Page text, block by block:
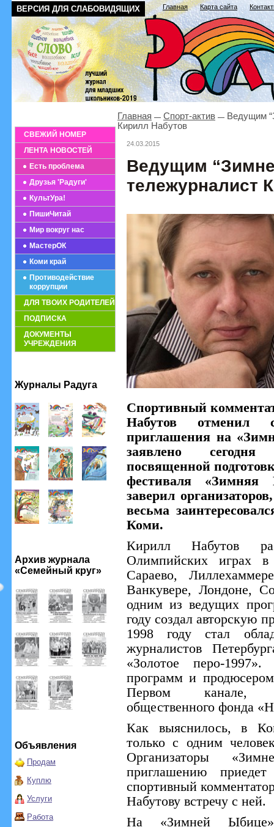
ВЕРСИЯ ДЛЯ СЛАБОВИДЯЩИХ Главная Карта сайта
СВЕЖИЙ НОМЕР
ЛЕНТА НОВОСТЕЙ
Есть проблема
Друзья 'Радуги'
КультУра!
ПишиЧитай
Мир вокруг нас
МастерОК
Коми край
Противодействие
коррупции
ДЛЯ ТВОИХ РОДИТЕЛЕЙ
ПОДПИСКА
ДОКУМЕНТЫ
УЧРЕЖДЕНИЯ
Журналы Радуга
Архив журнала
«Семейный круг»
Объявления
Продам
Куплю
Услуги
Работа
Главная Спорт-актив
Ведущим
Кирилл Набутов
24.03.2015
Ведущим
тележурналист
Спортивный
Набутов отменил
приглашения на
заявлено сегодня
посвященной
фестиваля
заверил
весьма
Коми.
Кирилл Набутов
Олимпийских играх
Сараево,
Ванкувере, Лондоне,
одним из ведущих
году создал авторскую
1998 году стал
журналистов
«Золотое перо-
программ и
Первом канале,
общественного фонда
Как выяснилось, в
только с одним
Организаторы
приглашению
спортивный
Набутову встречу с ней.
На «Зимней